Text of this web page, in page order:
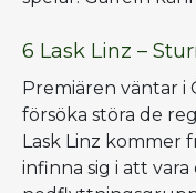
6 Lask Linz –
Premiären väntar i
försöka störa de
Lask Linz kommer
infinna sig i att